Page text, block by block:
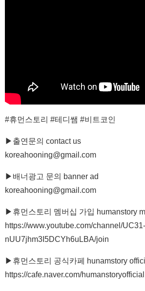
#휴먼스토리 #테디쌤 #비트코인
▶출연문의 contact us
koreahooning@gmail.com
▶배너광고 문의 banner ad
koreahooning@gmail.com
▶휴먼스토리 멤버십 가입 humanstory
https://www.youtube.com/channel/UC31-
nUU7jhm3I5DCYh6uLBA/join
▶휴먼스토리 공식카페 hunamstory
https://cafe.naver.com/humanstoryofficial